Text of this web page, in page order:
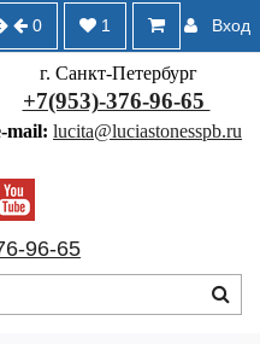
Вход
1
0
г. Санкт-Петербург
+7(953)-376-96-65
mail: lucita@luciastonesspb.ru
96-65